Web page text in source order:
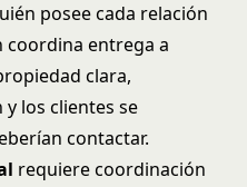
posee cada relación
coordina entrega a
clara,
los clientes se
contactar.
requiere coordinación